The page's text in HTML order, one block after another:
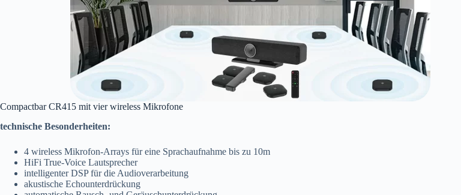
Compactbar CR415 mit vier wireless Mikrofone
technische Besonderheiten:
4 wireless Mikrofon-Arrays für eine Sprachaufnahme bis zu 10m
HiFi True-Voice Lautsprecher
intelligenter DSP für die Audioverarbeitung
akustische Echounterdrückung